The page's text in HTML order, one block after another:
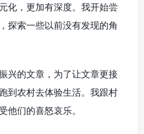
化，更加有深度。我开始尝
探索一些以前没有发现的角
兴的文章，为了让文章更接
到农村去体验生活。我跟村
他们的喜怒哀乐。